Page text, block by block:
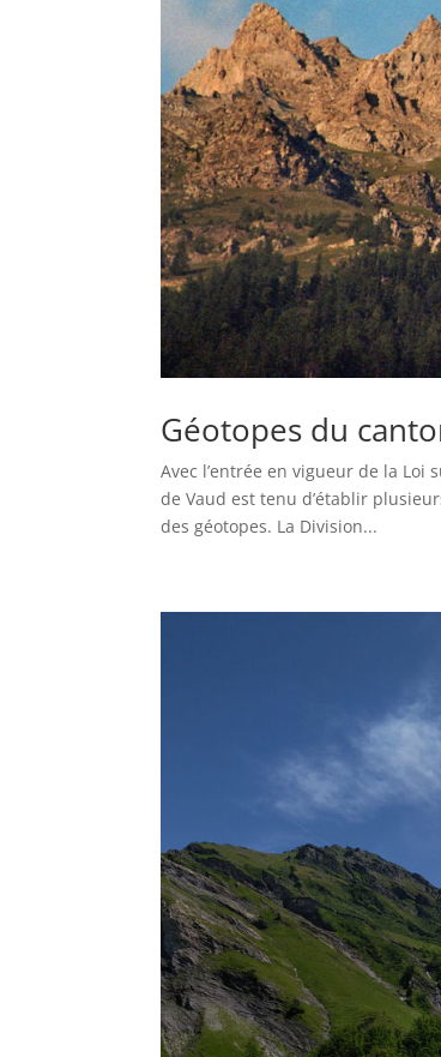
Géotopes du
Avec l’entrée en vigueur de la Loi
de Vaud est tenu d’établir
des géotopes. La Division...